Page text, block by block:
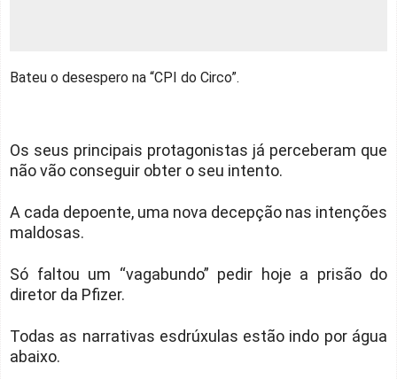
Bateu o desespero na “CPI do Circo”.
Os seus principais protagonistas já perceberam que
não vão conseguir obter o seu intento.
A cada depoente, uma nova decepção nas intenções
maldosas.
Só faltou um “vagabundo” pedir hoje a prisão do
diretor da Pfizer.
Todas as narrativas esdrúxulas estão indo por água
abaixo.